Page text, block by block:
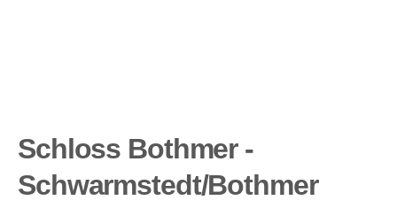
Schloss Bothmer -
Schwarmstedt/Bothmer